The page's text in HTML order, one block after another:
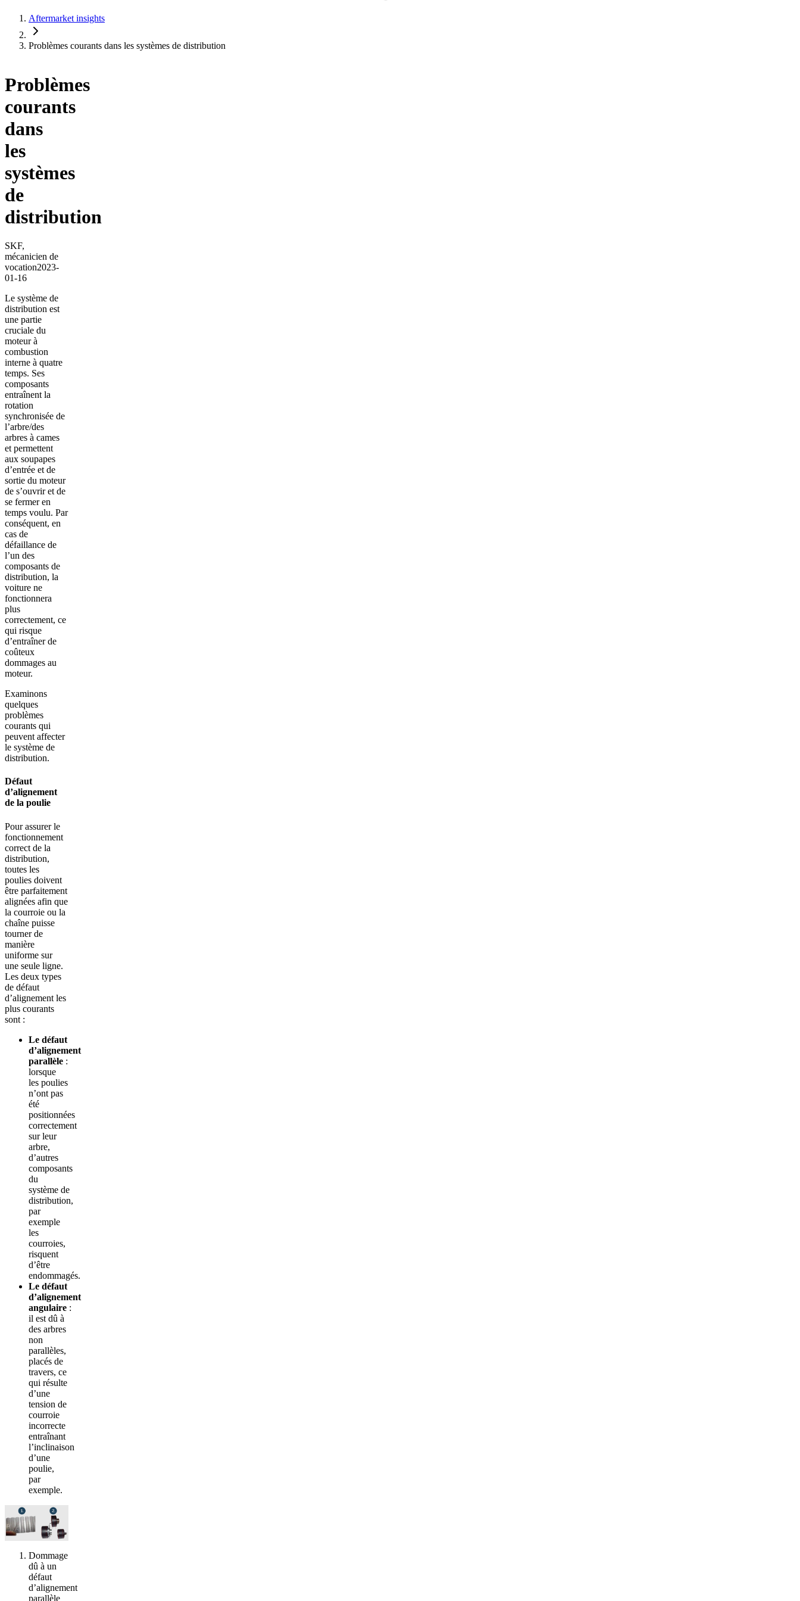
Aftermarket insights
Problèmes courants dans les systèmes de distribution
Problèmes
courants
dans
les
systèmes
de
distribution
SKF,
mécanicien de
vocation2023-
01-16
Le système de
distribution est
une partie
cruciale du
moteur à
combustion
interne à quatre
temps. Ses
composants
entraînent la
rotation
synchronisée de
l’arbre/des
arbres à cames
et permettent
aux soupapes
d’entrée et de
sortie du moteur
de s’ouvrir et de
se fermer en
temps voulu. Par
conséquent, en
cas de
défaillance de
l’un des
composants de
distribution, la
voiture ne
fonctionnera
plus
correctement, ce
qui risque
d’entraîner de
coûteux
dommages au
moteur.
Examinons
quelques
problèmes
courants qui
peuvent affecter
le système de
distribution.
Défaut
d’alignement
de la poulie
Pour assurer le
fonctionnement
correct de la
distribution,
toutes les
poulies doivent
être parfaitement
alignées afin que
la courroie ou la
chaîne puisse
tourner de
manière
uniforme sur
une seule ligne.
Les deux types
de défaut
d’alignement les
plus courants
sont :
Le défaut
d’alignement
parallèle :
lorsque
les poulies
n’ont pas
été
positionnées
correctement
sur leur
arbre,
d’autres
composants
du
système de
distribution,
par
exemple
les
courroies,
risquent
d’être
endommagés.
Le défaut
d’alignement
angulaire :
il est dû à
des arbres
non
parallèles,
placés de
travers, ce
qui résulte
d’une
tension de
courroie
incorrecte
entraînant
l’inclinaison
d’une
poulie,
par
exemple.
Dommage
dû à un
défaut
d’alignement
parallèle